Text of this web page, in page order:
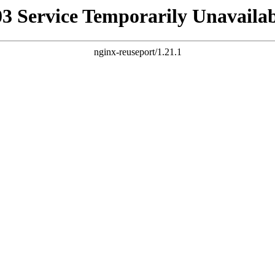
Service Temporarily
nginx-reuseport/1.21.1